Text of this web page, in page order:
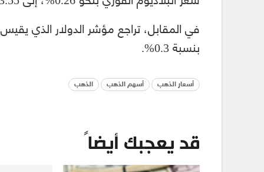
في المقابل، تراجع مؤشر الدولار الذي
بنسبة 0.3%.
أسعار الذهب أسهم الذهب الذهب
قد يعجبك أيضاً